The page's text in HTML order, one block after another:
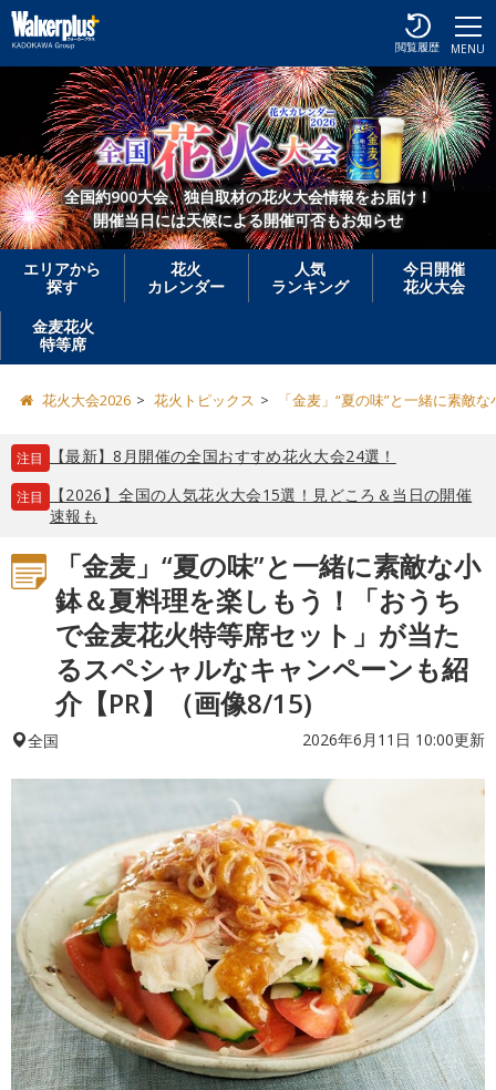
MENU
閲覧履歴
全国約900大会、独自取材の花火大会情報をお届け！
開催当日には天候による開催可否もお知らせ
エリアから
探す
花火
カレンダー
人気
ランキング
今日開催
花火大会
金麦花火
特等席
花火大会2026 花火トピックス 「金麦」“夏の味”と一緒に素敵
注目 【最新】8月開催の全国おすすめ花火大会24選！
注目
【2026】全国の人気花火大会15選！見どころ＆当日の開催
速報も
「金麦」“夏の味”と一緒に素敵な小
鉢＆夏料理を楽しもう！「おうち
で金麦花火特等席セット」が当た
るスペシャルなキャンペーンも紹
介【PR】（画像8/15)
全国 2026年6月11日 10:00更新